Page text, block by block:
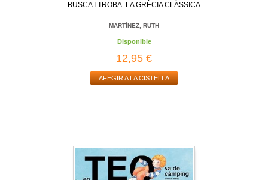
BUSCA I TROBA. LA GRÈCIA CLÀSSICA
MARTÍNEZ, RUTH
Disponible
12,95 €
AFEGIR A LA CISTELLA